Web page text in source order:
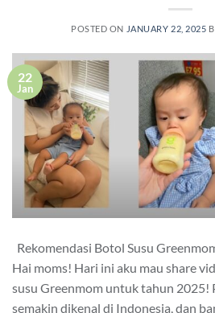
POSTED ON JANUARY 22, 2025
22
Jan
Rekomendasi Botol Susu
Hai moms! Hari ini aku mau share
susu Greenmom untuk tahun 2025!
semakin dikenal di Indonesia, dan